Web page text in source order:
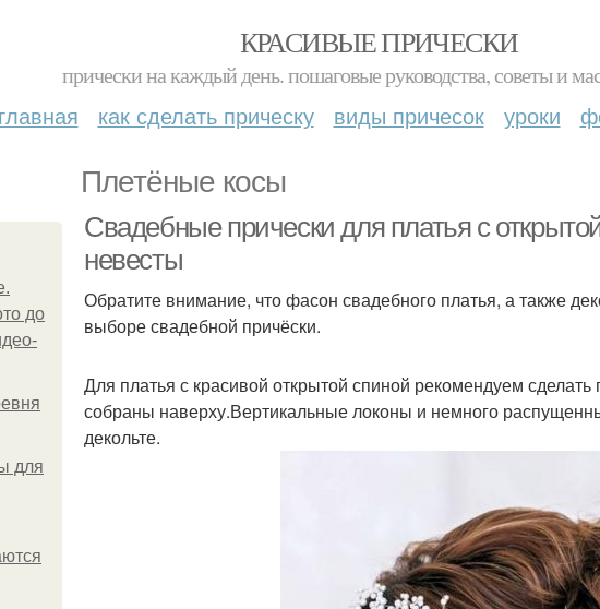
КРАСИВЫЕ ПРИЧЕСКИ
прически на каждый день. пошаговые руководства, советы и
главная как сделать прическу виды причесок уроки
Плетёные косы
до
для
Свадебные прически для платья с
невесты
Обратите внимание, что фасон свадебного платья, а также
выборе свадебной причёски.
Для платья с красивой открытой спиной рекомендуем
собраны наверху.Вертикальные локоны и немного
декольте.